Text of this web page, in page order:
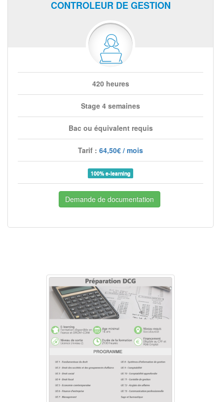
CONTROLEUR DE GESTION
420 heures
Stage 4 semaines
Bac ou équivalent requis
Tarif : 64,50€ / mois
100% e-learning
Demande de documentation